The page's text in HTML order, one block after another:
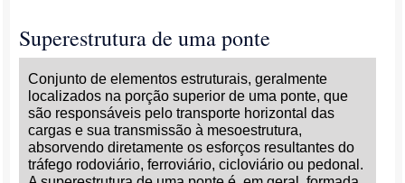
Superestrutura de uma ponte
Conjunto de elementos estruturais, geralmente
localizados na porção superior de uma ponte, que
são responsáveis pelo transporte horizontal das
cargas e sua transmissão à mesoestrutura,
absorvendo diretamente os esforços resultantes do
tráfego rodoviário, ferroviário, cicloviário ou pedonal.